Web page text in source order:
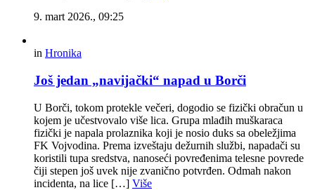
9. mart 2026., 09:25
in Hronika
Još jedan „navijački“ napad u Borči
U Borči, tokom protekle večeri, dogodio se fizički obračun u
kojem je učestvovalo više lica. Grupa mlađih muškaraca
fizički je napala prolaznika koji je nosio duks sa obeležjima
FK Vojvodina. Prema izveštaju dežurnih službi, napadači su
koristili tupa sredstva, nanoseći povređenima telesne povrede
čiji stepen još uvek nije zvanično potvrđen. Odmah nakon
incidenta, na lice […] Više